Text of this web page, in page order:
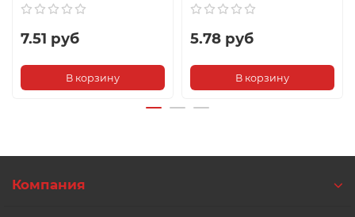
7.51 руб
В корзину
5.78 руб
В корзину
Компания